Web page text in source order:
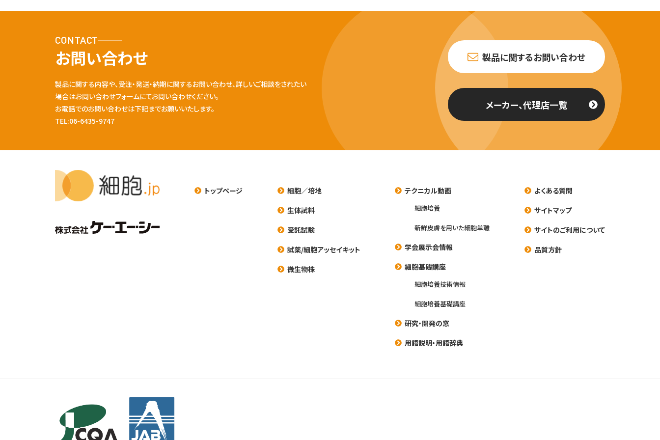
CONTACT
お問い合わせ
製品に関する内容や、受注・発送・納期に関するお問い合わせ、詳しいご相談をされたい
場合はお問い合わせフォームにてお問い合わせください。
お電話でのお問い合わせは下記までお願いいたします。
TEL:06-6435-9747
製品に関するお問い合わせ
メーカー、代理店一覧
トップページ
細胞／培地
生体試料
受託試験
試薬/細胞アッセイキット
微生物株
テクニカル動画
細胞培養
新鮮皮膚を用いた細胞単離
学会展示会情報
細胞基礎講座
細胞培養技術情報
細胞培養基礎講座
研究・開発の窓
用語説明・用語辞典
よくある質問
サイトマップ
サイトのご利用について
品質方針